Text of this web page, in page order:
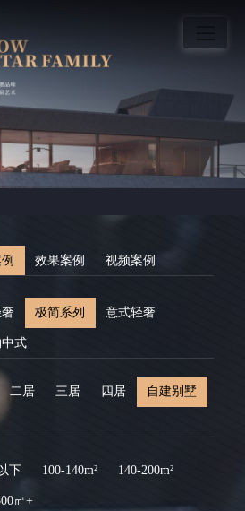
效果案例 视频案例
极简系列 意式轻奢
式
二居 三居 四居 自建别墅
下 100-140m² 140-200m²
㎡+